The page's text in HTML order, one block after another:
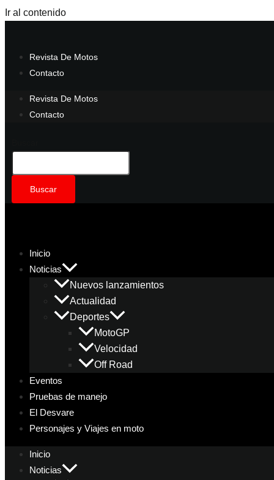
Ir al contenido
Revista De Motos
Contacto
Revista De Motos
Contacto
Buscar
Inicio
Noticias
Nuevos lanzamientos
Actualidad
Deportes
MotoGP
Velocidad
Off Road
Eventos
Pruebas de manejo
El Desvare
Personajes y Viajes en moto
Inicio
Noticias